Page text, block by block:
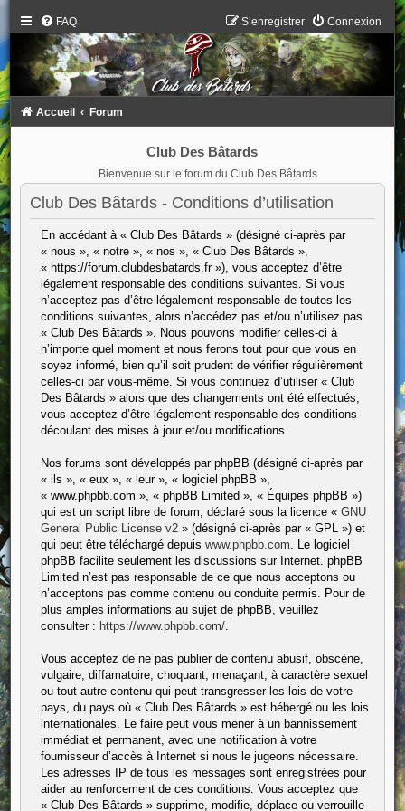
FAQ Connexion
S’enregistrer
Accueil Forum
Club Des Bâtards
Bienvenue sur le forum du Club Des Bâtards
Club Des Bâtards - Conditions d’utilisation
En accédant à « Club Des Bâtards » (désigné ci-après par
« nous », « notre », « nos », « Club Des Bâtards »,
« https://forum.clubdesbatards.fr »), vous acceptez d’être
légalement responsable des conditions suivantes. Si vous
n’acceptez pas d’être légalement responsable de toutes les
conditions suivantes, alors n’accédez pas et/ou n’utilisez pas
« Club Des Bâtards ». Nous pouvons modifier celles-ci à
n’importe quel moment et nous ferons tout pour que vous en
soyez informé, bien qu’il soit prudent de vérifier régulièrement
celles-ci par vous-même. Si vous continuez d’utiliser « Club
Des Bâtards » alors que des changements ont été effectués,
vous acceptez d’être légalement responsable des conditions
découlant des mises à jour et/ou modifications.
Nos forums sont développés par phpBB (désigné ci-après par
« ils », « eux », « leur », « logiciel phpBB »,
« www.phpbb.com », « phpBB Limited », « Équipes phpBB »)
qui est un script libre de forum, déclaré sous la licence « GNU
General Public License v2» (désigné ci-après par « GPL ») et
qui peut être téléchargé depuis www.phpbb.com . Le logiciel
phpBB facilite seulement les discussions sur Internet. phpBB
Limited n’est pas responsable de ce que nous acceptons ou
n’acceptons pas comme contenu ou conduite permis. Pour de
plus amples informations au sujet de phpBB, veuillez
consulter : https://www.phpbb.com/.
Vous acceptez de ne pas publier de contenu abusif, obscène,
vulgaire, diffamatoire, choquant, menaçant, à caractère sexuel
ou tout autre contenu qui peut transgresser les lois de votre
pays, du pays où « Club Des Bâtards » est hébergé ou les lois
internationales. Le faire peut vous mener à un bannissement
immédiat et permanent, avec une notification à votre
fournisseur d’accès à Internet si nous le jugeons nécessaire.
Les adresses IP de tous les messages sont enregistrées pour
aider au renforcement de ces conditions. Vous acceptez que
« Club Des Bâtards » supprime, modifie, déplace ou verrouille